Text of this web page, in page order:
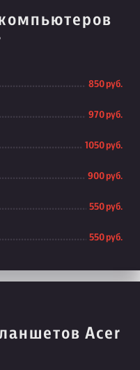
850 руб.
970 руб.
1050 руб.
900 руб.
550 руб.
550 руб.
Acer